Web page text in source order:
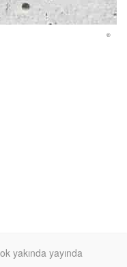
©
yakında yayında